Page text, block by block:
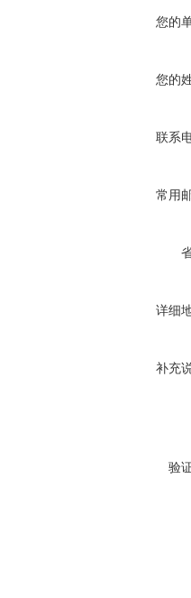
您的
您的
联系
常用
详细
补充
验